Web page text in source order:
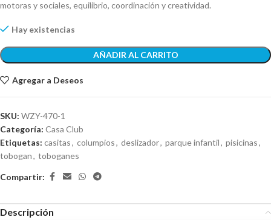
motoras y sociales, equilibrio, coordinación y creatividad.
Hay existencias
AÑADIR AL CARRITO
Agregar a Deseos
SKU: WZY-470-1
Categoría: Casa Club
Etiquetas: casitas, columpios, deslizador, parque infantil, pisicinas,
tobogan, toboganes
Compartir:
Descripción